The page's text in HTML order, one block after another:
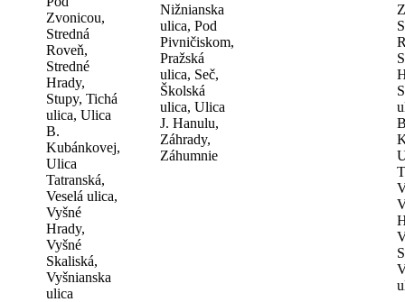
Zvonicou,
Stredná
Roveň,
Stredné
Hrady,
Stupy, Tichá
ulica, Ulica
B.
Kubánkovej,
Ulica
Tatranská,
Veselá ulica,
Vyšné
Hrady,
Vyšné
Skaliská,
Vyšnianska
ulica
Nižnianska
ulica, Pod
Pivničiskom,
Pražská
ulica, Seč,
Školská
ulica, Ulica
J. Hanulu,
Záhrady,
Záhumnie